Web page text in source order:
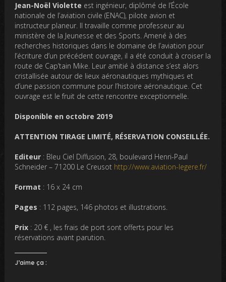
Jean-Noël Violette est ingénieur, diplômé de l’École
nationale de l’aviation civile (ENAC), pilote avion et
instructeur planeur. Il travaille comme professeur au
ministère de la Jeunesse et des Sports. Amené à des
recherches historiques dans le domaine de l’aviation pour
l’écriture d’un précédent ouvrage, il a été conduit à croiser la
route de Cap’tain Mike. Leur amitié à distance s’est alors
cristallisée autour de lieux aéronautiques mythiques et
d’une passion commune pour l’histoire aéronautique. Cet
ouvrage est le fruit de cette rencontre exceptionnelle.
Disponible en octobre 2019
ATTENTION TIRAGE LIMITÉ, RÉSERVATION CONSEILLÉE.
Editeur : Bleu Ciel Diffusion, 28, boulevard Henri-Paul
Schneider – 71200 Le Creusot http://www.aviation-legere.fr/
Format : 16 x 24 cm
Pages : 112 pages, 146 photos et illustrations.
Prix : 20 € , les frais de port sont offerts pour les
réservations avant parution.
J’aime ça :